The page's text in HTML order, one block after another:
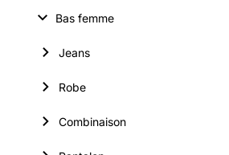
Bas femme
Jeans
Robe
Combinaison